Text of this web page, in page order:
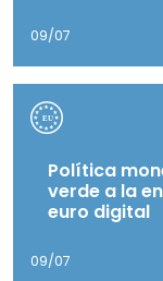
09/07
Política
verde a la
euro digital
09/07